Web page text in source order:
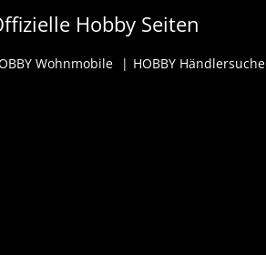
Hobby Seiten
Wohnmobile HOBBY Händlersuche